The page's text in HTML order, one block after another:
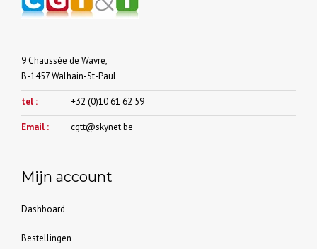
9 Chaussée de Wavre,
B-1457 Walhain-St-Paul
tel : +32 (0)10 61 62 59
Email : cgtt@skynet.be
Mijn account
Dashboard
Bestellingen